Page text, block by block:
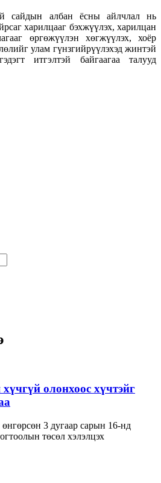
сайдын албан ёсны айлчлал нь
харилцааг бэхжүүлэх, харилцан
өргөжүүлэн хөгжүүлэх, хоёр
улам гүнзгийрүүлэхэд жинтэй
итгэлтэй байгаагаа талууд
олонхоос хүчтэйг
3 дугаар сарын 16-нд
төсөл хэлэлцэх